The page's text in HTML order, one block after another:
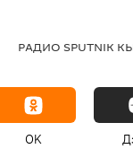
РАДИО SPUTNIK
OK